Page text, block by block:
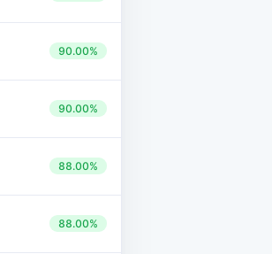
90.00%
90.00%
88.00%
88.00%